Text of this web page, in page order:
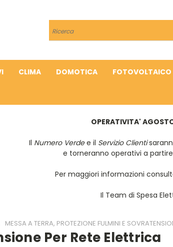
Cerca
CLIMA DOMOTICA FOTOVOLTAICO
OPERATIVITA'
Il Numero Verdee il Servizio Clienti
e torneranno operativi a
Per maggiori informazioni
Il Team di Spesa
MESSA A TERRA, PROTEZIONE FULMINI E
Per Rete Elettrica